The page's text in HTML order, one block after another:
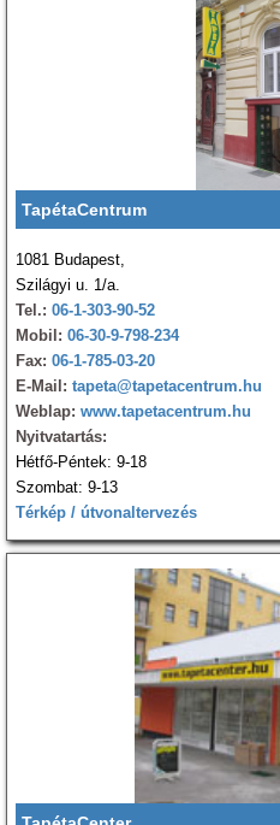
TapétaCentrum
1081 Budapest,
Szilágyi u. 1/a.
Tel.: 06-1-303-90-52
Mobil: 06-30-9-798-234
Fax: 06-1-785-03-20
E-Mail: tapeta@tapetacentrum.hu
Weblap: www.tapetacentrum.hu
Nyitvatartás:
Hétfő-Péntek: 9-18
Szombat: 9-13
Térkép / útvonaltervezés